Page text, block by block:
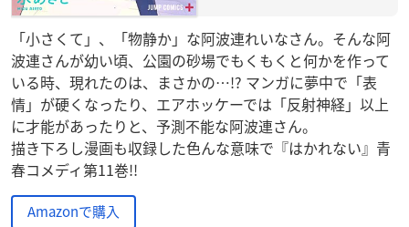
「小さくて」、「物静か」な阿波連れいなさん。そんな阿
波連さんが幼い頃、公園の砂場でもくもくと何かを作って
いる時、現れたのは、まさかの…!? マンガに夢中で「表
情」が硬くなったり、エアホッケーでは「反射神経」以上
に才能があったりと、予測不能な阿波連さん。
描き下ろし漫画も収録した色んな意味で『はかれない』青
春コメディ第11巻!!
Amazonで購入